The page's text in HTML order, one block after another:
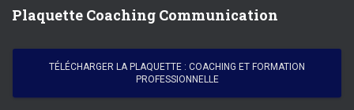
Plaquette Coaching Communication
TÉLÉCHARGER LA PLAQUETTE : COACHING ET FORMATION
PROFESSIONNELLE